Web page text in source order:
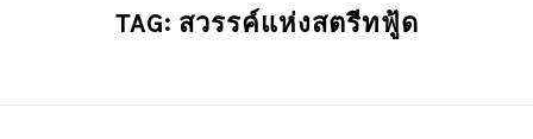
TAG: สวรรค์แห่งสตรีทฟู้ด